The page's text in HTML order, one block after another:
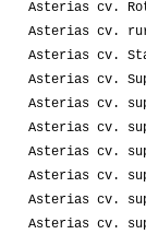
Asterias cv.
Asterias cv.
Asterias cv.
Asterias cv.
Asterias cv.
Asterias cv.
Asterias cv.
Asterias cv.
Asterias cv.
Asterias cv.